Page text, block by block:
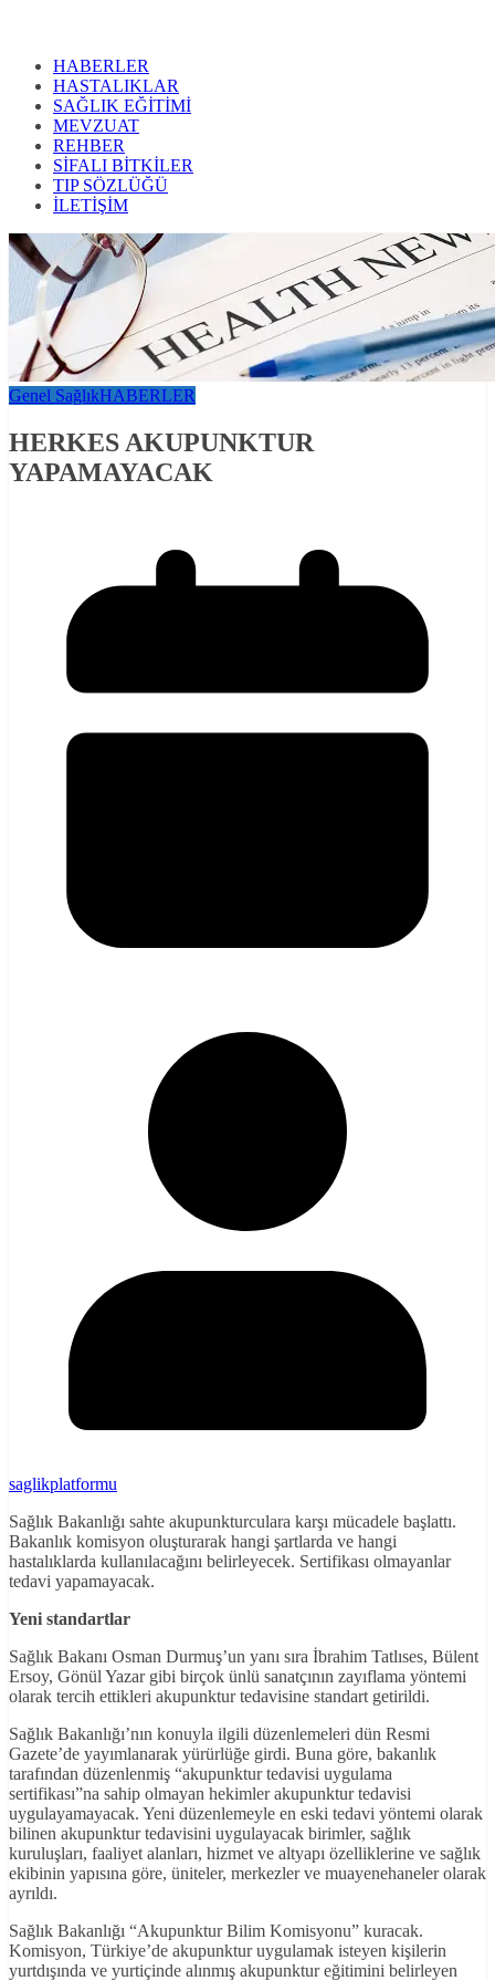
HABERLER
HASTALIKLAR
SAĞLIK EĞİTİMİ
MEVZUAT
REHBER
SİFALI BİTKİLER
TIP SÖZLÜĞÜ
İLETİŞİM
Genel SağlıkHABERLER
HERKES AKUPUNKTUR
YAPAMAYACAK
saglikplatformu
Sağlık Bakanlığı sahte akupunkturculara karşı mücadele başlattı.
Bakanlık komisyon oluşturarak hangi şartlarda ve hangi
hastalıklarda kullanılacağını belirleyecek. Sertifikası olmayanlar
tedavi yapamayacak.
Yeni standartlar
Sağlık Bakanı Osman Durmuş’un yanı sıra İbrahim Tatlıses, Bülent
Ersoy, Gönül Yazar gibi birçok ünlü sanatçının zayıflama yöntemi
olarak tercih ettikleri akupunktur tedavisine standart getirildi.
Sağlık Bakanlığı’nın konuyla ilgili düzenlemeleri dün Resmi
Gazete’de yayımlanarak yürürlüğe girdi. Buna göre, bakanlık
tarafından düzenlenmiş “akupunktur tedavisi uygulama
sertifikası”na sahip olmayan hekimler akupunktur tedavisi
uygulayamayacak. Yeni düzenlemeyle en eski tedavi yöntemi olarak
bilinen akupunktur tedavisini uygulayacak birimler, sağlık
kuruluşları, faaliyet alanları, hizmet ve altyapı özelliklerine ve sağlık
ekibinin yapısına göre, üniteler, merkezler ve muayenehaneler olarak
ayrıldı.
Sağlık Bakanlığı “Akupunktur Bilim Komisyonu” kuracak.
Komisyon, Türkiye’de akupunktur uygulamak isteyen kişilerin
yurtdışında ve yurtiçinde alınmış akupunktur eğitimini belirleyen